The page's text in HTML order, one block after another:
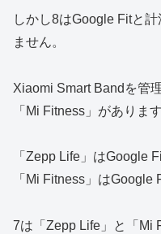
しかし8はGoogle Fitと
ません。
Xiaomi Smart Bandを管
「Mi Fitness」があります
「Zepp Life」はGoogle
「Mi Fitness」はGoogle
7は「Zepp Life」と「Mi